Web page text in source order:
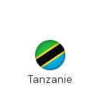
Tanzanie